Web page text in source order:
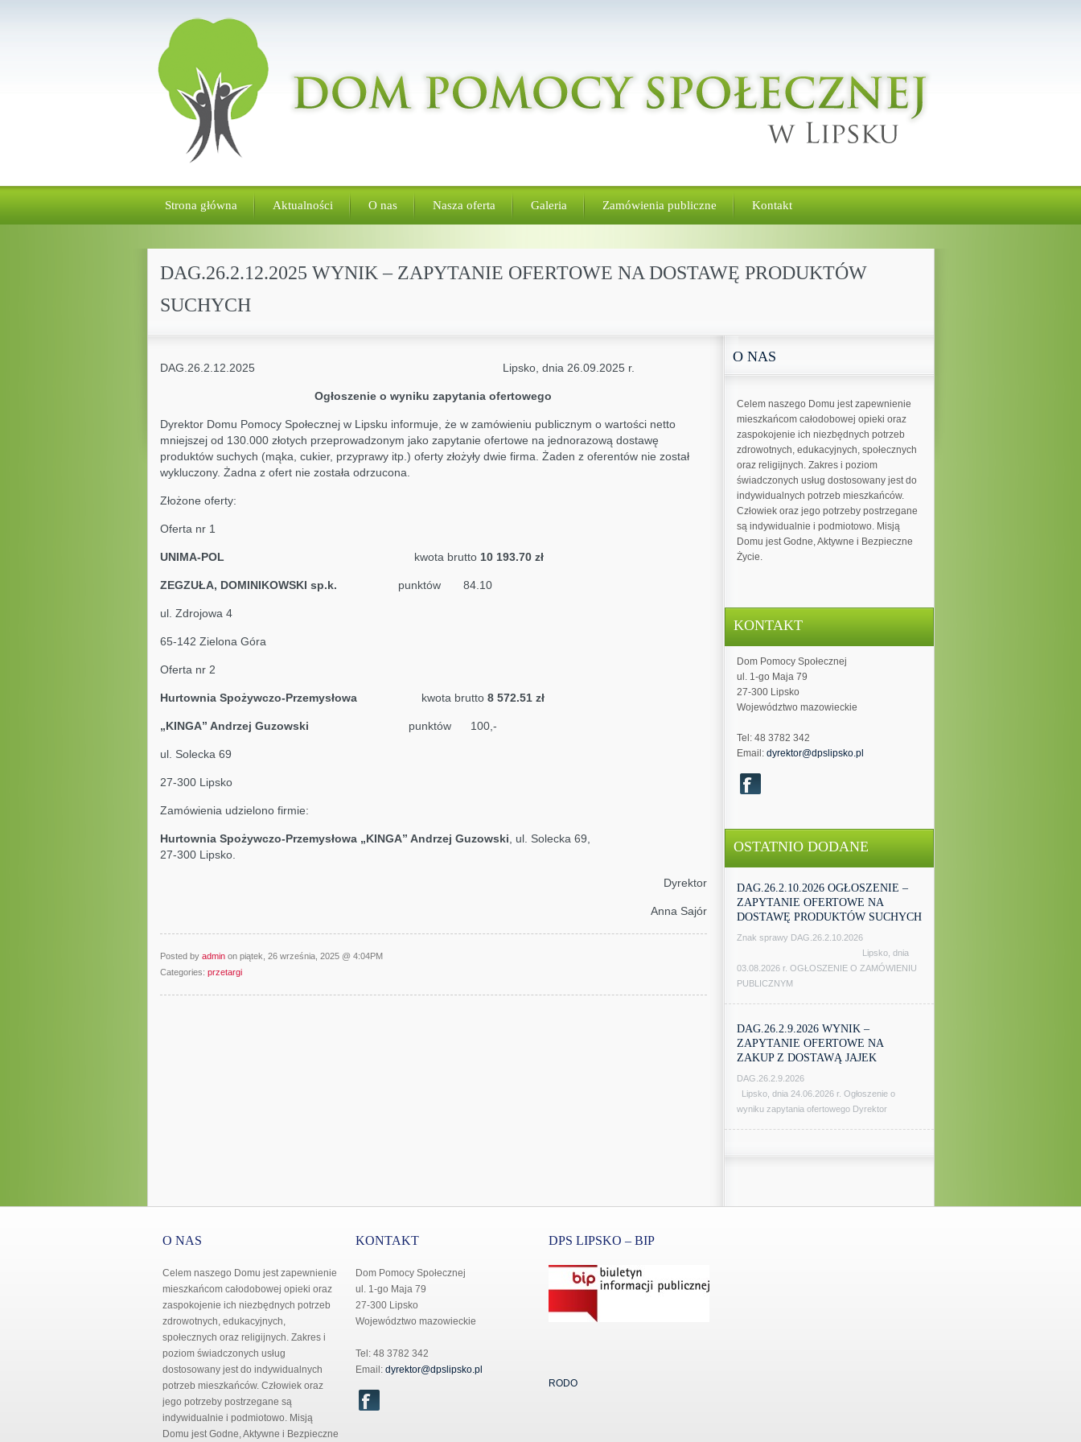
Strona główna Aktualności O nas Nasza oferta Galeria Zamówienia publiczne Kontakt
DAG.26.2.12.2025 WYNIK – ZAPYTANIE OFERTOWE NA DOSTAWĘ PRODUKTÓW
SUCHYCH
O NAS
Celem naszego Domu jest zapewnienie
mieszkańcom całodobowej opieki oraz
zaspokojenie ich niezbędnych potrzeb
zdrowotnych, edukacyjnych, społecznych
oraz religijnych. Zakres i poziom
świadczonych usług dostosowany jest do
indywidualnych potrzeb mieszkańców.
Człowiek oraz jego potrzeby postrzegane
są indywidualnie i podmiotowo. Misją
Domu jest Godne, Aktywne i Bezpieczne
Życie.
KONTAKT
Dom Pomocy Społecznej
ul. 1-go Maja 79
27-300 Lipsko
Województwo mazowieckie
Tel: 48 3782 342
Email: dyrektor@dpslipsko.pl
OSTATNIO DODANE
DAG.26.2.10.2026 OGŁOSZENIE –
ZAPYTANIE OFERTOWE NA
DOSTAWĘ PRODUKTÓW SUCHYCH
Znak sprawy DAG.26.2.10.2026
Lipsko, dnia
03.08.2026 r. OGŁOSZENIE O ZAMÓWIENIU
PUBLICZNYM
DAG.26.2.9.2026 WYNIK –
ZAPYTANIE OFERTOWE NA
ZAKUP Z DOSTAWĄ JAJEK
DAG.26.2.9.2026
Lipsko, dnia 24.06.2026 r. Ogłoszenie o
wyniku zapytania ofertowego Dyrektor
DAG.26.2.12.2025 Lipsko, dnia 26.09.2025 r.
Ogłoszenie o wyniku zapytania ofertowego
Dyrektor Domu Pomocy Społecznej w Lipsku informuje, że w zamówieniu publicznym o wartości netto
mniejszej od 130.000 złotych przeprowadzonym jako zapytanie ofertowe na jednorazową dostawę
produktów suchych (mąka, cukier, przyprawy itp.) oferty złożyły dwie firma. Żaden z oferentów nie został
wykluczony. Żadna z ofert nie została odrzucona.
Złożone oferty:
Oferta nr 1
UNIMA-POL kwota brutto 10 193.70 zł
ZEGZUŁA, DOMINIKOWSKI sp.k. punktów 84.10
ul. Zdrojowa 4
65-142 Zielona Góra
Oferta nr 2
Hurtownia Spożywczo-Przemysłowa kwota brutto 8 572.51 zł
„KINGA” Andrzej Guzowski punktów 100,-
ul. Solecka 69
27-300 Lipsko
Zamówienia udzielono firmie:
Hurtownia Spożywczo-Przemysłowa „KINGA” Andrzej Guzowski , ul. Solecka 69,
27-300 Lipsko.
Dyrektor
Anna Sajór
Posted by adminon piątek, 26 września, 2025 @ 4:04PM
Categories: przetargi
O NAS
Celem naszego Domu jest zapewnienie
mieszkańcom całodobowej opieki oraz
zaspokojenie ich niezbędnych potrzeb
zdrowotnych, edukacyjnych,
społecznych oraz religijnych. Zakres i
poziom świadczonych usług
dostosowany jest do indywidualnych
potrzeb mieszkańców. Człowiek oraz
jego potrzeby postrzegane są
indywidualnie i podmiotowo. Misją
Domu jest Godne, Aktywne i Bezpieczne
KONTAKT
Dom Pomocy Społecznej
ul. 1-go Maja 79
27-300 Lipsko
Województwo mazowieckie
Tel: 48 3782 342
Email: dyrektor@dpslipsko.pl
DPS LIPSKO – BIP
RODO